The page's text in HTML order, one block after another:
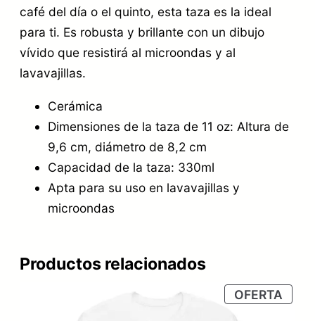
café del día o el quinto, esta taza es la ideal
para ti. Es robusta y brillante con un dibujo
vívido que resistirá al microondas y al
lavavajillas.
Cerámica
Dimensiones de la taza de 11 oz: Altura de
9,6 cm, diámetro de 8,2 cm
Capacidad de la taza: 330ml
Apta para su uso en lavavajillas y
microondas
Productos relacionados
OFERTA
EN